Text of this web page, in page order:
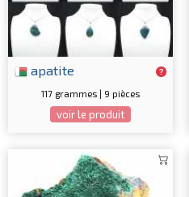
apatite
117 grammes | 9 pièces
voir le produit